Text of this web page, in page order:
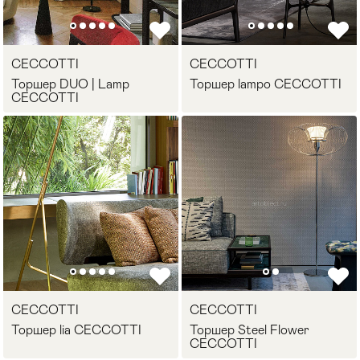
Стулья >
CECCOTTI
Торшер DUO | Lamp
CECCOTTI
CECCOTTI
Торшер lampo CECCOTTI
CECCOTTI
Торшер lia CECCOTTI
CECCOTTI
Торшер Steel Flower
CECCOTTI